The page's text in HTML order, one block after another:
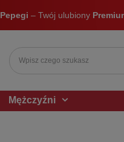
Pepegi – Twój ulubiony
Mężczyźni